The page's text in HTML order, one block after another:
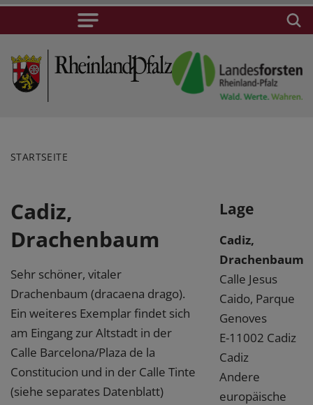
STARTSEITE
Cadiz,
Drachenbaum
Sehr schöner, vitaler
Drachenbaum (dracaena drago).
Ein weiteres Exemplar findet sich
am Eingang zur Altstadt in der
Calle Barcelona/Plaza de la
Constitucion und in der Calle Tinte
(siehe separates Datenblatt)
Lage
Cadiz,
Drachenbaum
Calle Jesus
Caido, Parque
Genoves
E-11002 Cadiz
Cadiz
Andere
europäische